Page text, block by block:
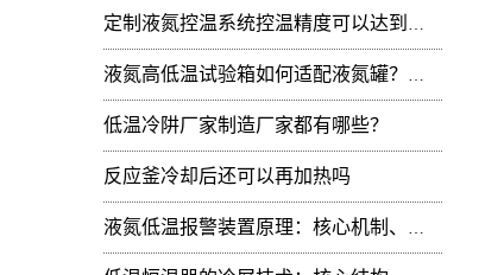
定制液氮控温系统控温精度可以达到的范围及应用
液氮高低温试验箱如何适配液氮罐？核心要点与实操指南
低温冷阱厂家制造厂家都有哪些？
反应釜冷却后还可以再加热吗
液氮低温报警装置原理：核心机制、组成与应用解析